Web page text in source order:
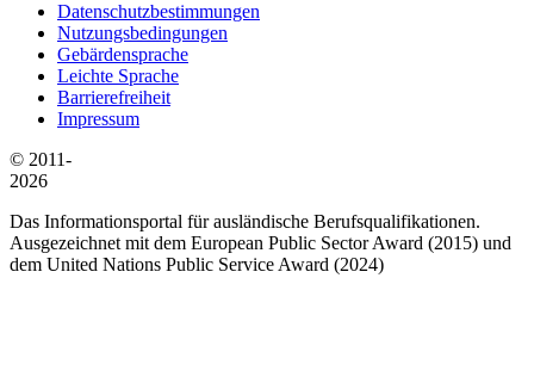
Datenschutzbestimmungen
Nutzungsbedingungen
Gebärdensprache
Leichte Sprache
Barrierefreiheit
Impressum
© 2011-
2026
Das Informationsportal für ausländische Berufsqualifikationen.
Ausgezeichnet mit dem European Public Sector Award (2015) und
dem United Nations Public Service Award (2024)